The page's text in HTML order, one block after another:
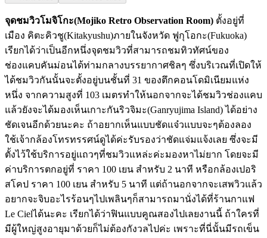
จุดชมวิวโมจิโกะ(Mojiko Retro Observation Room) ตั้งอยู่ที่
เมือง คิตะคิวชู(Kitakyushu)ภายในจังหวัด ฟูกุโอกะ(Fukuoka)
เรียกได้ว่าเป็นอีกหนึ่งจุดชมวิวที่สามารถชมทิวทัศน์ของ
ช่องแคบคันม่อนได้ท่ามกลางบรรยากาศชิลๆ ซึ่งบริเวณที่เปิดให้
ได้ชมวิวกันนั้นจะตั้งอยู่บนชั้นที่ 31 ของตึกคอนโดมิเนียมแห่ง
หนึ่ง จากความสูงที่ 103 เมตรทำให้นอกจากจะได้ชมวิวช่องแคบ
แล้วยังจะได้มองเห็นเกาะกันริวจิมะ(Ganryujima Island) ได้อย่าง
ชัดเจนอีกด้วยนะคะ ถ้าอยากเห็นแบบชัดแจ๋วแบบจะๆต้องลอง
ใช้เจ้ากล้องโทรทรรศน์ดูได้ค่ะรับรองว่าชัดแจ่มแจ้งเลย ซึ่งจะมี
ตั้งไว้ใช้บริการอยู่แถวๆที่ชมวิวแหล่ะค่ะมองหาไม่ยาก โดยจะมี
ค่าบริการตกอยู่ที่ ราคา 100 เยน สำหรับ 2 นาที หรือกล้องเปอริ
สโคป ราคา 100 เยน สำหรับ 5 นาที แต่ถ้านอกจากจะเสพวิวแล้ว
อยากจะจิบอะไรร้อนๆไปเพลินๆก็สามารถมานั่งได้ที่ร้านกาแฟ
Le Cielได้นะคะ เรียกได้ว่าฟินแบบคูณสองไปเลยงานนี้ ถ้าใครที่
มีผู้ใหญ่สูงอายุมาด้วยก็ไม่ต้องกังวลไปค่ะ เพราะที่นี่นั้นมีรถเข็น